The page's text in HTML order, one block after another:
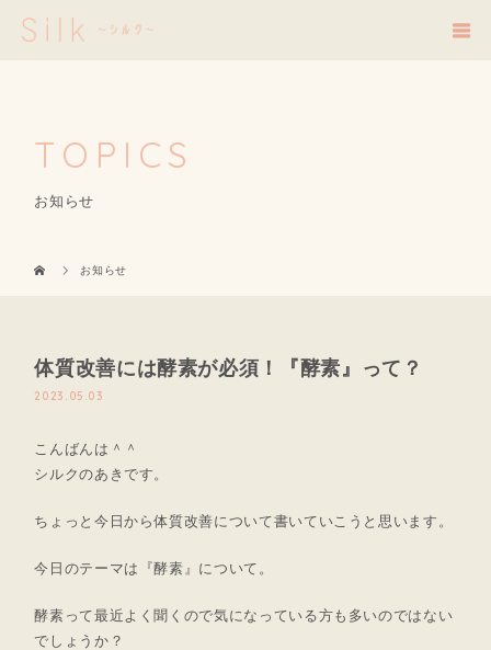
TOPICS
お知らせ
お知らせ
体質改善には酵素が必須！『酵素』って？
2023.05.03
こんばんは＾＾
シルクのあきです。
ちょっと今日から体質改善について書いていこうと思います。
今日のテーマは『酵素』について。
酵素って最近よく聞くので気になっている方も多いのではない
でしょうか？